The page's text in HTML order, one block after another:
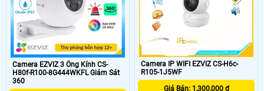
20m, đàm thoại 2 chiều và tiêu
chuẩn IP65, đây là lựa chọn lý tưởng
cho việc giám sát an ninh
động, quan sát ban đêm có màu
giúp bảo vệ an ninh tối ưu.
Camera EZVIZ 3 Ống Kính CS-
H80f-R100-8G444WKFL Giám Sát
360
Camera IP WIFI EZVIZ CS-H6c-
R105-1J5WF
Giá Bán: 1,300,000 ₫